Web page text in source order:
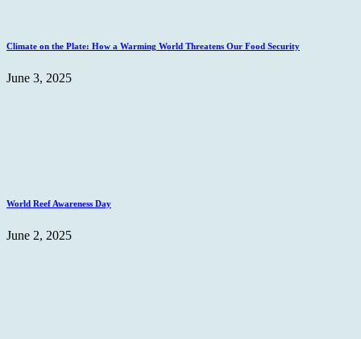
Climate on the Plate: How a Warming World Threatens Our Food Security
June 3, 2025
World Reef Awareness Day
June 2, 2025